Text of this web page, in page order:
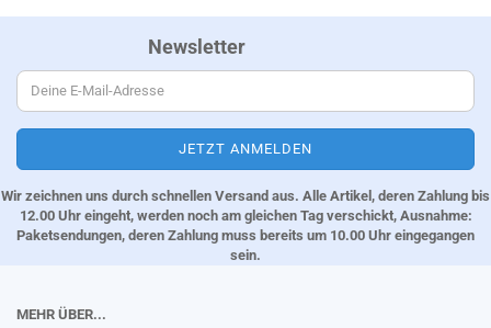
Newsletter
Wir zeichnen uns durch schnellen Versand aus. Alle Artikel, deren Zahlung bis
12.00 Uhr eingeht, werden noch am gleichen Tag verschickt, Ausnahme:
Paketsendungen, deren Zahlung muss bereits um 10.00 Uhr eingegangen
sein.
MEHR ÜBER...